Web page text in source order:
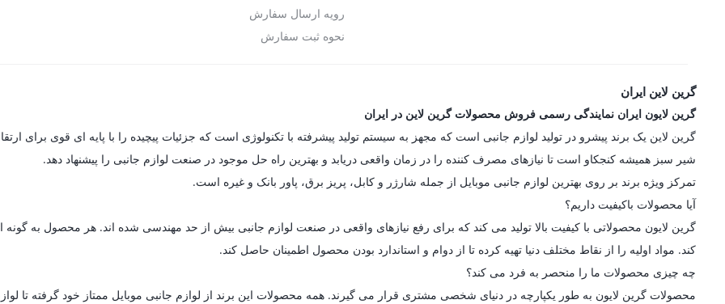
رویه ارسال سفارش
نحوه ثبت سفارش
گرین لاین ایران
گرین لایون ایران نمایندگی رسمی فروش محصولات گرین لاین در ایران
شیر سبز همیشه کنجکاو است تا نیازهای مصرف کننده را در زمان واقعی دریابد و بهترین راه حل موجود در صنعت لوازم جانبی را پیشنهاد دهد.
تمرکز ویژه برند بر روی بهترین لوازم جانبی موبایل از جمله شارژر و کابل، پریز برق، پاور بانک و غیره است.
آیا محصولات باکیفیت داریم؟
گرین لایون محصولاتی با کیفیت بالا تولید می کند که برای رفع نیازهای واقعی در صنعت لوازم جانبی بیش از حد مهندسی شده اند. هر محصول به
کند. مواد اولیه را از نقاط مختلف دنیا تهیه کرده تا از دوام و استاندارد بودن محصول اطمینان حاصل کند.
چه چیزی محصولات ما را منحصر به فرد می کند؟
محصولات گرین لایون به طور یکپارچه در دنیای شخصی مشتری قرار می گیرند. همه محصولات این برند از لوازم جانبی موبایل ممتاز خود گرفته تا